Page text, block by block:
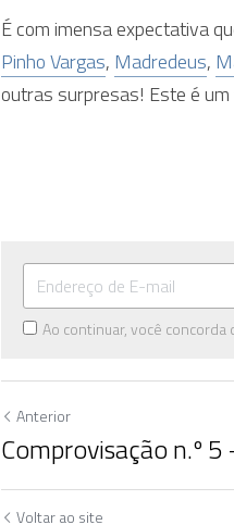
É com imensa expectativa
Pinho Vargas, Madredeus,
outras surpresas! Este é
Ao continuar, você concorda
Anterior
Comprovisação n.º
Voltar ao site